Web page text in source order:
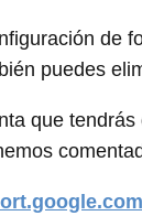
de
puedes
que